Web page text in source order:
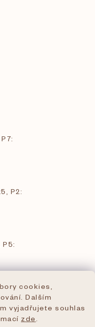
cookies,
Dalším
vyjadřujete souhlas
zde
P2:
P5: